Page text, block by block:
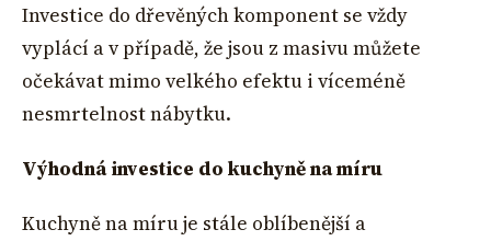
Investice do dřevěných komponent se vždy
vyplácí a v případě, že jsou z masivu můžete
očekávat mimo velkého efektu i víceméně
nesmrtelnost nábytku.
Výhodná investice do kuchyně na míru
Kuchyně na míru je stále oblíbenější a